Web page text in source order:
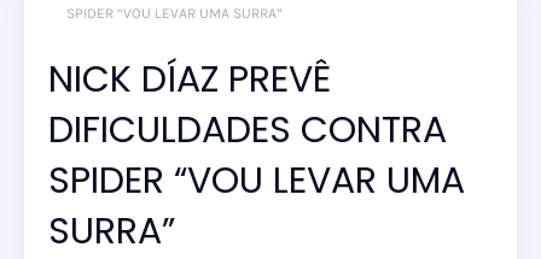
SPIDER “VOU LEVAR UMA SURRA”
NICK DÍAZ PREVÊ
DIFICULDADES CONTRA
SPIDER “VOU LEVAR UMA
SURRA”